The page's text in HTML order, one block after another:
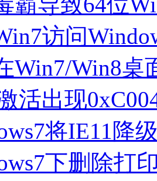
访问
Win7/Win8桌
活出现
将IE11降
下删除打